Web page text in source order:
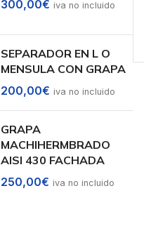
300,00€ iva no incluido
SEPARADOR EN L O
MENSULA CON GRAPA
200,00€ iva no incluido
GRAPA
MACHIHERMBRADO
AISI 430 FACHADA
250,00€ iva no incluido